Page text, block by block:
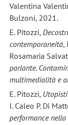
Valentina
Bulzoni, 2021.
E. Pitozzi,
contemporaneità,
Rosamaria
parlante.
multimedialità e
E. Pitozzi,
I. Caleo P. Di
performance